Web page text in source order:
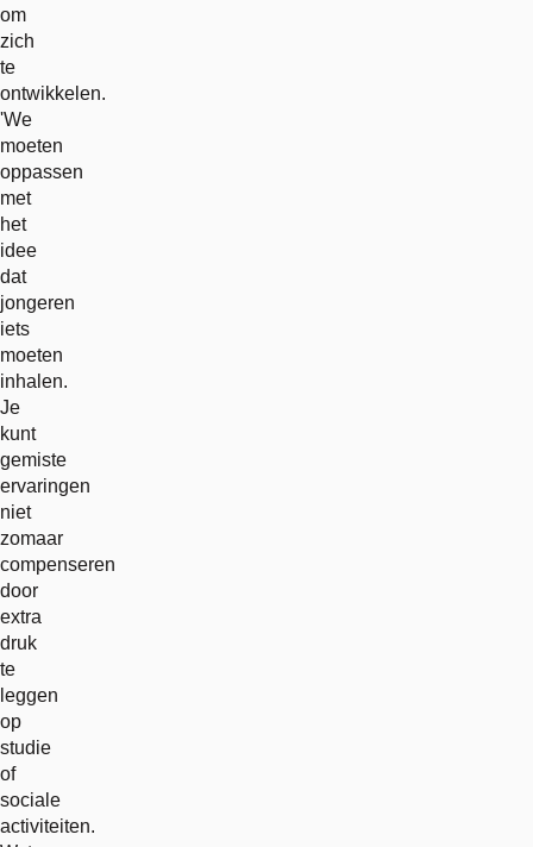
om
zich
te
ontwikkelen.
'We
moeten
oppassen
met
het
idee
dat
jongeren
iets
moeten
inhalen.
Je
kunt
gemiste
ervaringen
niet
zomaar
compenseren
door
extra
druk
te
leggen
op
studie
of
sociale
activiteiten.